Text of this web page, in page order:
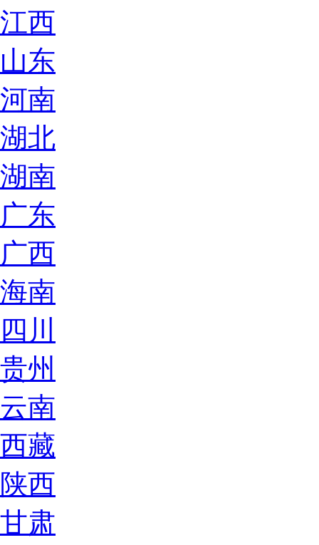
江西
山东
河南
湖北
湖南
广东
广西
海南
四川
贵州
云南
西藏
陕西
甘肃